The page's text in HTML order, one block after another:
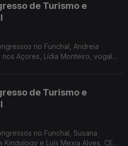
de Turismo e
no Funchal, Andreia
Açores, Lídia Monteiro, vogal
de Turismo e
no Funchal, Susana
e Luís Mexia Alves, CEO